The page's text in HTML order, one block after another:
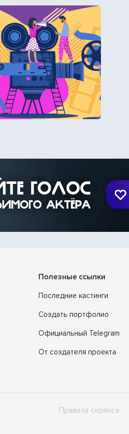
Полезные ссылки
Последние кастинги
Создать портфолио
Официальный Telegram
От создателя проекта
Правила сервиса